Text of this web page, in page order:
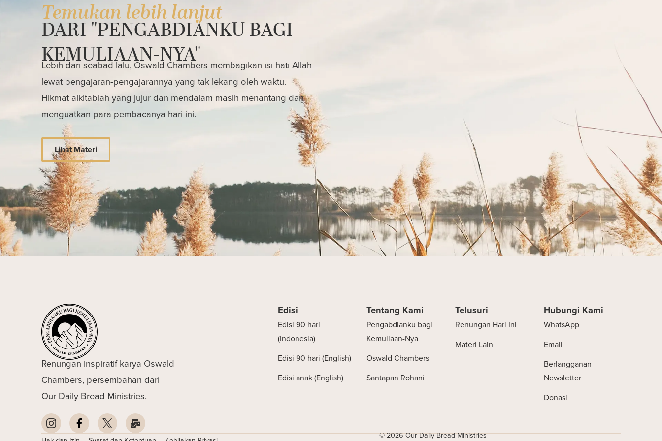
Temukan lebih lanjut
DARI "PENGABDIANKU BAGI
KEMULIAAN-NYA"
Lebih dari seabad lalu, Oswald Chambers membagikan isi hati Allah
lewat pengajaran-pengajarannya yang tak lekang oleh waktu.
Hikmat alkitabiah yang jujur dan mendalam masih menantang dan
menguatkan para pembacanya hari ini.
Lihat Materi
Renungan inspiratif karya Oswald
Chambers, persembahan dari
Our Daily Bread Ministries.
Edisi
Edisi 90 hari
(Indonesia)
Edisi 90 hari (English)
Edisi anak (English)
Tentang Kami
Pengabdianku bagi
Kemuliaan-Nya
Oswald Chambers
Santapan Rohani
Telusuri
Renungan Hari Ini
Materi Lain
Hubungi Kami
WhatsApp
Email
Berlangganan
Newsletter
Donasi
© 2026 Our Daily Bread Ministries